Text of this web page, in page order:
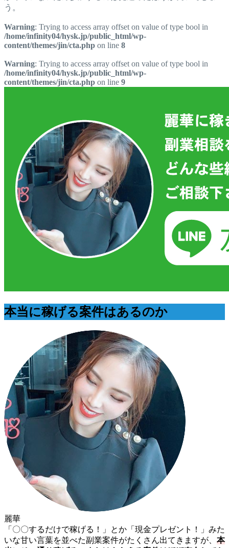
う。
Warning: Trying to access array offset on value of type bool in
/home/infinity04/hysk.jp/public_html/wp-
content/themes/jin/cta.php on line 8
Warning: Trying to access array offset on value of type bool in
/home/infinity04/hysk.jp/public_html/wp-
content/themes/jin/cta.php on line 9
本当に稼げる案件はあるのか
麗華
「〇〇するだけで稼げる！」とか「現金プレゼント！」みた
いな甘い言葉を並べた副業案件がたくさん出てきますが、 本